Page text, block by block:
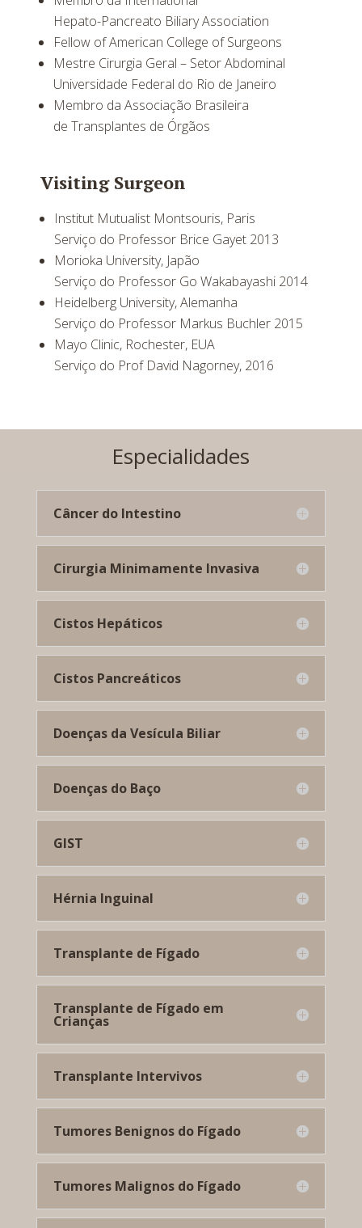
Hepato-Pancreato Biliary Association
Fellow of American College of Surgeons
Mestre Cirurgia Geral – Setor Abdominal
Universidade Federal do Rio de Janeiro
Membro da Associação Brasileira
de Transplantes de Órgãos
Visiting Surgeon
Institut Mutualist Montsouris, Paris
Serviço do Professor Brice Gayet 2013
Morioka University, Japão
Serviço do Professor Go Wakabayashi 2014
Heidelberg University, Alemanha
Serviço do Professor Markus Buchler 2015
Mayo Clinic, Rochester, EUA
Serviço do Prof David Nagorney, 2016
Especialidades
Câncer do Intestino
Cirurgia Minimamente Invasiva
Cistos Hepáticos
Cistos Pancreáticos
Doenças da Vesícula Biliar
Doenças do Baço
GIST
Hérnia Inguinal
Transplante de Fígado
Transplante de Fígado em
Crianças
Transplante Intervivos
Tumores Benignos do Fígado
Tumores Malignos do Fígado